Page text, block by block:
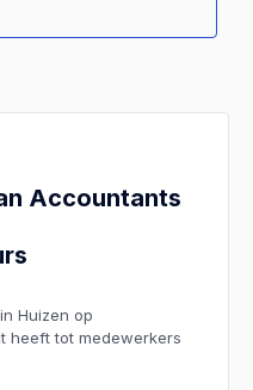
Accountants
Huizen op
heeft tot medewerkers